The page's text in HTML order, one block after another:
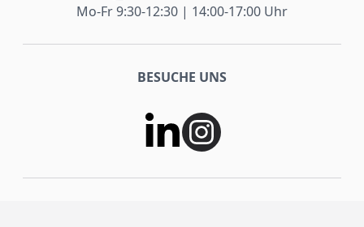
Mo-Fr 9:30-12:30 | 14:00-17:00 Uhr
BESUCHE UNS